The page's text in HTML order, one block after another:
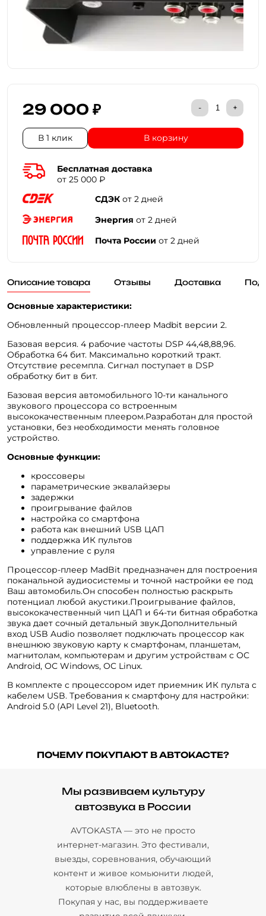
29 000 ₽ - +
В 1 клик В корзину
Бесплатная доставка
от 25 000 ₽
СДЭК от 2 дней
Энергия от 2 дней
Почта России от 2 дней
Описание товара Отзывы Доставка
Основные характеристики:
Обновленный процессор-плеер Madbit версии 2.
Базовая версия. 4 рабочие частоты DSP 44,48,88,96.
Обработка 64 бит. Максимально короткий тракт.
Отсутствие ресемпла. Сигнал поступает в DSP
обработку бит в бит.
Базовая версия автомобильного 10-ти канального
звукового процессора со встроенным
высококачественным плеером.Разработан для простой
установки, без необходимости менять головное
устройство.
Основные функции:
кроссоверы
параметрические эквалайзеры
задержки
проигрывание файлов
настройка со смартфона
работа как внешний USB ЦАП
поддержка ИК пультов
управление с руля
Процессор-плеер MadBit предназначен для построения
поканальной аудиосистемы и точной настройки ее под
Ваш автомобиль.Он способен полностью раскрыть
потенциал любой акустики.Проигрывание файлов,
высококачественный чип ЦАП и 64-ти битная обработка
звука дает сочный детальный звук.Дополнительный
вход USB Audio позволяет подключать процессор как
внешнюю звуковую карту к смартфонам, планшетам,
магнитолам, компьютерам и другим устройствам с ОС
Android, ОС Windows, OC Linux.
В комплекте с процессором идет приемник ИК пульта с
кабелем USB. Требования к смартфону для настройки:
Android 5.0 (API Level 21), Bluetooth.
ПОЧЕМУ ПОКУПАЮТ В АВТОКАСТЕ?
Мы развиваем культуру
автозвука в России
AVTOKASTA — это не просто
интернет-магазин. Это фестивали,
выезды, соревнования, обучающий
контент и живое комьюнити людей,
которые влюблены в автозвук.
Покупая у нас, вы поддерживаете